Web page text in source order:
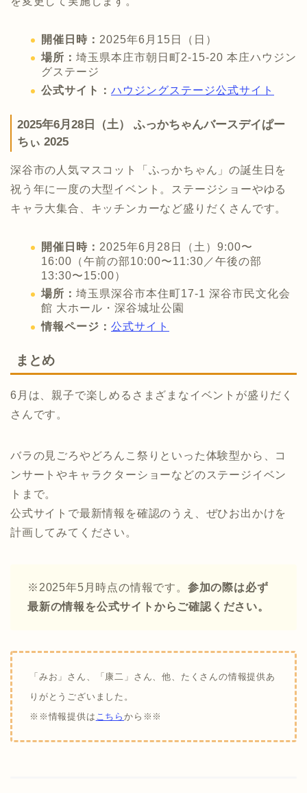
開催日時： 2025年6月15日（日）
場所： 埼玉県本庄市朝日町2-15-20 本庄ハウジン
グステージ
公式サイト： ハウジングステージ公式サイト
2025年6月28日（土） ふっかちゃんバースデイぱー
ちぃ 2025
深谷市の人気マスコット「ふっかちゃん」の誕生日を
祝う年に一度の大型イベント。ステージショーやゆる
キャラ大集合、キッチンカーなど盛りだくさんです。
開催日時： 2025年6月28日（土）9:00〜
16:00（午前の部10:00〜11:30／午後の部
13:30〜15:00）
場所： 埼玉県深谷市本住町17-1 深谷市民文化会
館 大ホール・深谷城址公園
情報ページ： 公式サイト
まとめ
6月は、親子で楽しめるさまざまなイベントが盛りだく
さんです。
バラの見ごろやどろんこ祭りといった体験型から、コ
ンサートやキャラクターショーなどのステージイベン
トまで。
公式サイトで最新情報を確認のうえ、ぜひお出かけを
計画してみてください。
※2025年5月時点の情報です。 参加の際は必ず
最新の情報を公式サイトからご確認ください。
「みお」さん、「康二」さん、他、たくさんの情報提供あ
りがとうございました。
※※情報提供は こちらから※※